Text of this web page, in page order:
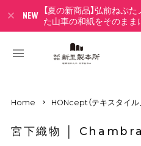
【夏の新商品】弘前ねぷ
た山車の和紙をそのまま
Home HONcept（テキスタイル
宮下織物 │ Chambray